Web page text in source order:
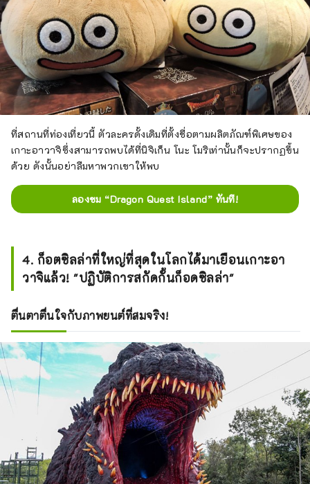
ที่สถานที่ท่องเที่ยวนี้ ตัวละครดั้งเดิมที่ตั้งชื่อตามผลิตภัณฑ์พิเศษของ
เกาะอาวาจิซึ่งสามารถพบได้ที่นิจิเก็น โนะ โมริเท่านั้นก็จะปรากฏขึ้น
ด้วย ดังนั้นอย่าลืมหาพวกเขาให้พบ
ลองชม “Dragon Quest Island” ทันที!
4. ก็อตซิลล่าที่ใหญ่ที่สุดในโลกได้มาเยือนเกาะอา
วาจิแล้ว! "ปฏิบัติการสกัดกั้นก็อดซิลล่า"
ตื่นตาตื่นใจกับภาพยนต์ที่สมจริง!